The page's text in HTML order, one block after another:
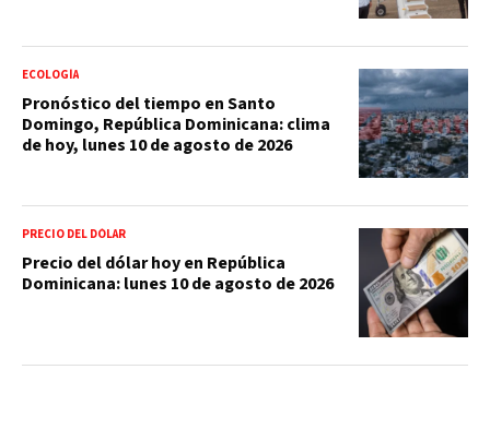
ECOLOGÍA
Pronóstico del tiempo en Santo
Domingo, República Dominicana: clima
de hoy, lunes 10 de agosto de 2026
PRECIO DEL DÓLAR
Precio del dólar hoy en República
Dominicana: lunes 10 de agosto de 2026